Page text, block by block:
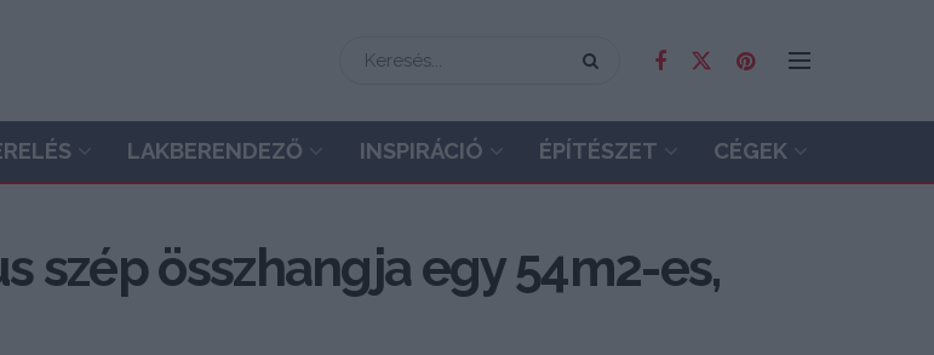
LAKBERENDEZŐ INSPIRÁCIÓ ÉPÍTÉSZET CÉGEK
szép összhangja egy 54m2-es,